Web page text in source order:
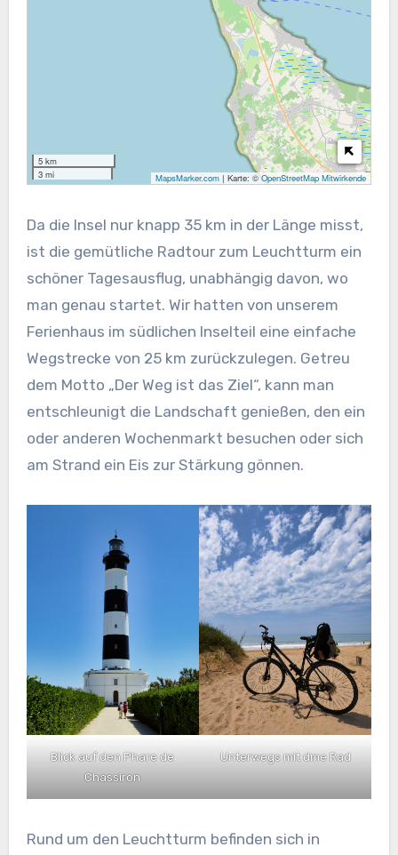
5 km
3 mi
MapsMarker.com | Karte: ©OpenStreetMap Mitwirkende
Da die Insel nur knapp 35 km in der Länge misst,
ist die gemütliche Radtour zum Leuchtturm ein
schöner Tagesausflug, unabhängig davon, wo
man genau startet. Wir hatten von unserem
Ferienhaus im südlichen Inselteil eine einfache
Wegstrecke von 25 km zurückzulegen. Getreu
dem Motto „Der Weg ist das Ziel“, kann man
entschleunigt die Landschaft genießen, den ein
oder anderen Wochenmarkt besuchen oder sich
am Strand ein Eis zur Stärkung gönnen.
Blick auf den Phare de
Chassiron
Unterwegs mit dme Rad
Rund um den Leuchtturm befinden sich in